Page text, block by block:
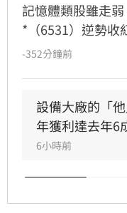
記憶體類股雖走
*（6531）逆勢收
第2季每股純益達
產品線成長動能
發期，2027年獲
長線基本面，多
看1430元。惟投
率波動等潛在風
審慎評估。
-352分鐘前
設備大廠的「
年獲利達去年6
6小時前